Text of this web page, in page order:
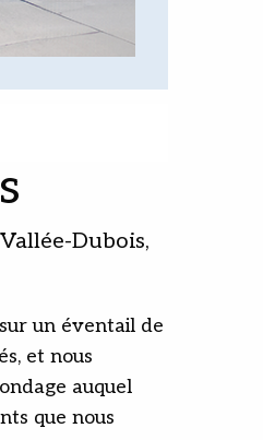
Dubois,
un éventail de
et nous
auquel
que nous